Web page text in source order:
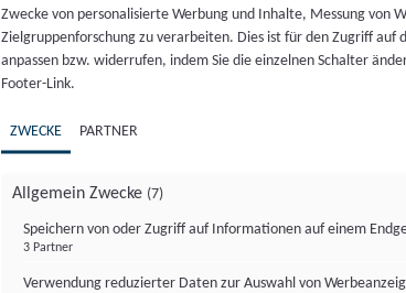
Zwecke von personalisierte Werbung und Inhalte, Messung von
Zielgruppenforschung zu verarbeiten. Dies ist für den Zugriff
anpassen bzw. widerrufen, indem Sie die einzelnen Schalter
Footer-Link.
ZWECKE PARTNER
Allgemein Zwecke (7)
Speichern von oder Zugriff auf Informationen auf einem
3 Partner
Verwendung reduzierter Daten zur Auswahl von